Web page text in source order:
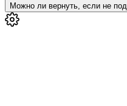
Можно ли вернуть, если не